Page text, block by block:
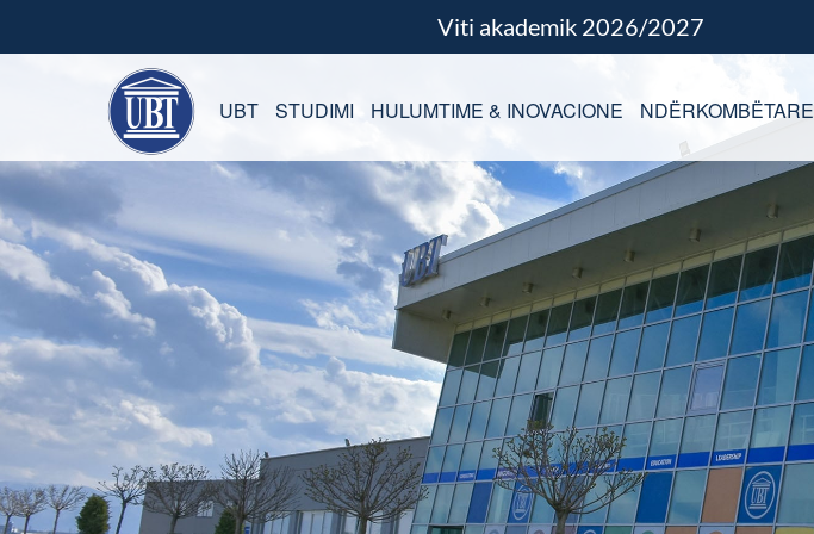
Viti akademik 2026/2027
UBT STUDIMI HULUMTIME & INOVACIONE NDËRKOMBËTARE